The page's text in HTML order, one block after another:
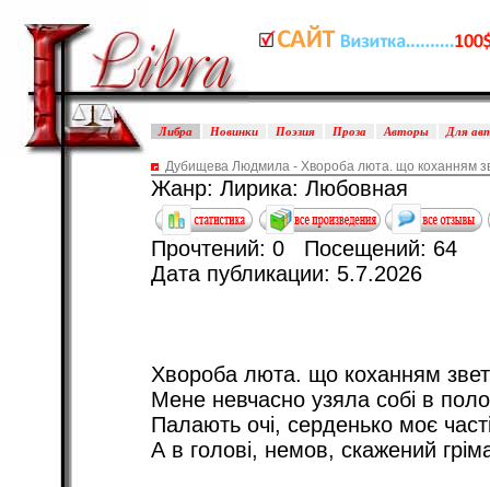
Либра Новинки Поэзия Проза Авторы Для
Дубищева Людмила - Хвороба люта. що коханням
Жанр: Лирика: Любовная
Прочтений: 0 Посещений: 64
Дата публикации: 5.7.2026
Хвороба люта. що коханням
Мене невчасно узяла собі в
Палають очі, серденько моє
А в голові, немов, скажений